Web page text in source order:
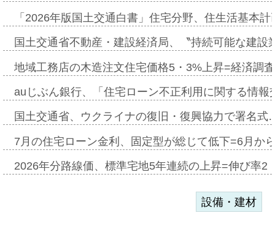
「2026年版国土交通白書」住宅分野、住生活基本
国土交通省不動産・建設経済局、〝持続可能な建
地域工務店の木造注文住宅価格5・3%上昇=経済調
auじぶん銀行、「住宅ローン不正利用に関する情
国土交通省、ウクライナの復旧・復興協力で署名
7月の住宅ローン金利、固定型が総じて低下=6月か
2026年分路線価、標準宅地5年連続の上昇=伸び率
設備・建材